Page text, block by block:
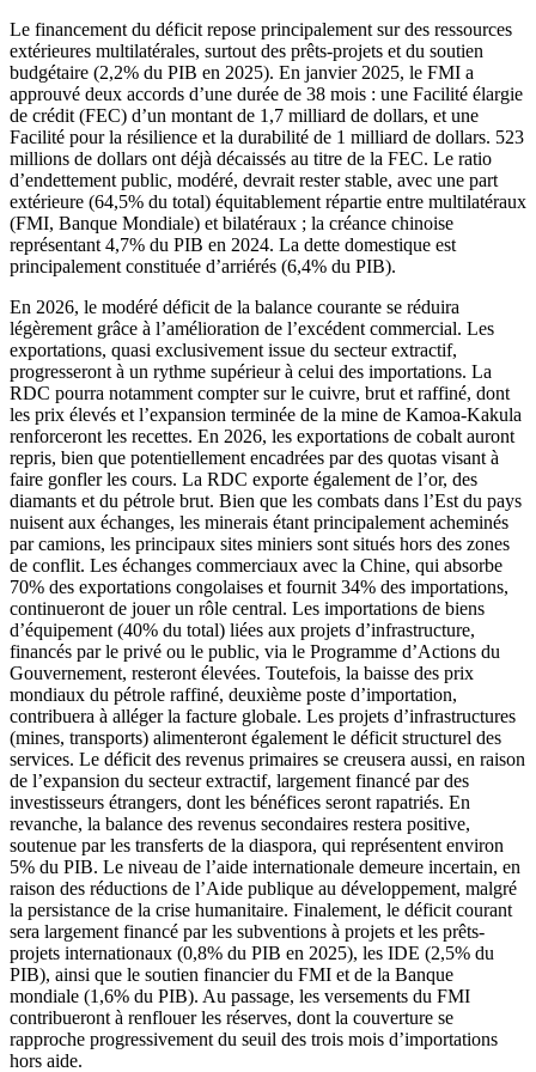
Le financement du déficit repose principalement sur des ressources
extérieures multilatérales, surtout des prêts-projets et du soutien
budgétaire (2,2% du PIB en 2025). En janvier 2025, le FMI a
approuvé deux accords d’une durée de 38 mois : une Facilité élargie
de crédit (FEC) d’un montant de 1,7 milliard de dollars, et une
Facilité pour la résilience et la durabilité de 1 milliard de dollars. 523
millions de dollars ont déjà décaissés au titre de la FEC. Le ratio
d’endettement public, modéré, devrait rester stable, avec une part
extérieure (64,5% du total) équitablement répartie entre multilatéraux
(FMI, Banque Mondiale) et bilatéraux ; la créance chinoise
représentant 4,7% du PIB en 2024. La dette domestique est
principalement constituée d’arriérés (6,4% du PIB).
En 2026, le modéré déficit de la balance courante se réduira
légèrement grâce à l’amélioration de l’excédent commercial. Les
exportations, quasi exclusivement issue du secteur extractif,
progresseront à un rythme supérieur à celui des importations. La
RDC pourra notamment compter sur le cuivre, brut et raffiné, dont
les prix élevés et l’expansion terminée de la mine de Kamoa-Kakula
renforceront les recettes. En 2026, les exportations de cobalt auront
repris, bien que potentiellement encadrées par des quotas visant à
faire gonfler les cours. La RDC exporte également de l’or, des
diamants et du pétrole brut. Bien que les combats dans l’Est du pays
nuisent aux échanges, les minerais étant principalement acheminés
par camions, les principaux sites miniers sont situés hors des zones
de conflit. Les échanges commerciaux avec la Chine, qui absorbe
70% des exportations congolaises et fournit 34% des importations,
continueront de jouer un rôle central. Les importations de biens
d’équipement (40% du total) liées aux projets d’infrastructure,
financés par le privé ou le public, via le Programme d’Actions du
Gouvernement, resteront élevées. Toutefois, la baisse des prix
mondiaux du pétrole raffiné, deuxième poste d’importation,
contribuera à alléger la facture globale. Les projets d’infrastructures
(mines, transports) alimenteront également le déficit structurel des
services. Le déficit des revenus primaires se creusera aussi, en raison
de l’expansion du secteur extractif, largement financé par des
investisseurs étrangers, dont les bénéfices seront rapatriés. En
revanche, la balance des revenus secondaires restera positive,
soutenue par les transferts de la diaspora, qui représentent environ
5% du PIB. Le niveau de l’aide internationale demeure incertain, en
raison des réductions de l’Aide publique au développement, malgré
la persistance de la crise humanitaire. Finalement, le déficit courant
sera largement financé par les subventions à projets et les prêts-
projets internationaux (0,8% du PIB en 2025), les IDE (2,5% du
PIB), ainsi que le soutien financier du FMI et de la Banque
mondiale (1,6% du PIB). Au passage, les versements du FMI
contribueront à renflouer les réserves, dont la couverture se
rapproche progressivement du seuil des trois mois d’importations
hors aide.